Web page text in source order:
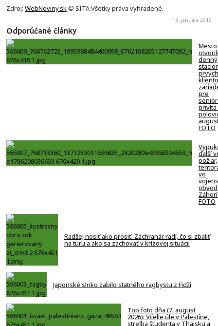
Zdroj: WebNoviny.sk© SITA Všetky práva vyhradené.
13. januára 2016
Odporúčané články
Mesto
denný
prvých
pre
privíta
FOTO
ďalší
požiar,
vo
FOTO
Radšej nosiť ako prosiť. Záchranár radí, čo si zbaliť
na túru a ako sa zachovať v krízovej situácii
Japonské slnko zabilo statného ragbystu z Fidži
Top foto dňa (7. august
2026): Včelie úle v Palestíne,
streľba študenta v Thajsku a